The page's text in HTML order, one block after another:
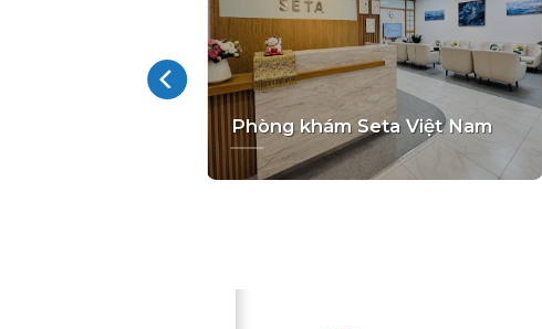
Phòng khám Seta Việt Nam